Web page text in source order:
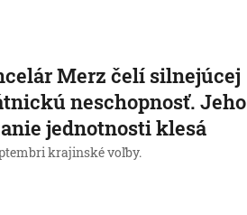
Merz čelí silnejúcej
neschopnosť. Jeho
jednotnosti klesá
krajinské voľby.